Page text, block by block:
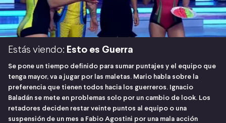
Estás viendo: Esto es Guerra
Se pone un tiempo definido para sumar puntajes y el equipo que
tenga mayor, va a jugar por las maletas. Mario habla sobre la
preferencia que tienen todos hacia los guerreros. Ignacio
Baladán se mete en problemas solo por un cambio de look. Los
retadores deciden restar veinte puntos al equipo o una
suspensión de un mes a Fabio Agostini por una mala acción